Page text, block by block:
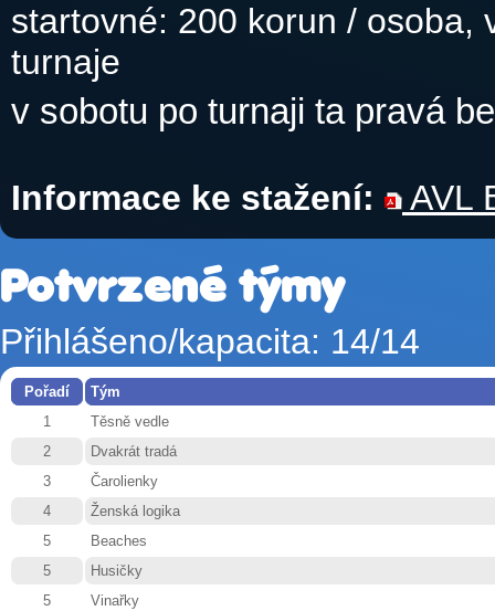
startovné: 200 korun / osoba,
turnaje
v sobotu po turnaji ta pravá
Informace ke stažení: AVL
Potvrzené týmy
Přihlášeno/kapacita: 14/14
Pořadí
Tým
1
Těsně vedle
2
Dvakrát tradá
3
Čarolienky
4
Ženská logika
5
Beaches
5
Husičky
5
Vinařky